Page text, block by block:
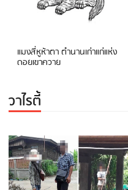
แมงสี่หูห้าตา ตำนานเก่าแก่แห่ง
ดอยเขาควาย
วาไรตี้